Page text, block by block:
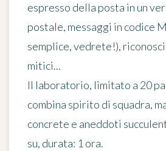
espresso della posta in un
postale, messaggi in codice
semplice, vedrete!),
mitici...
Il laboratorio, limitato a 20
combina spirito di squadra,
concrete e aneddoti
su, durata: 1 ora.